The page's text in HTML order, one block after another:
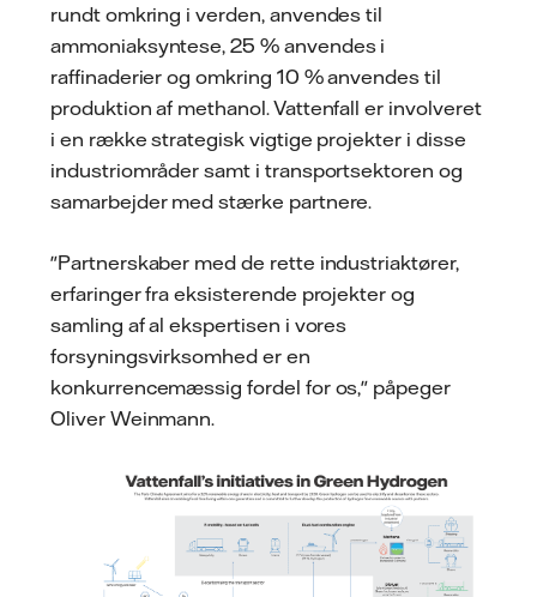
rundt omkring i verden, anvendes til
ammoniaksyntese, 25 % anvendes i
raffinaderier og omkring 10 % anvendes til
produktion af methanol. Vattenfall er involveret
i en række strategisk vigtige projekter i disse
industriområder samt i transportsektoren og
samarbejder med stærke partnere.
"Partnerskaber med de rette industriaktører,
erfaringer fra eksisterende projekter og
samling af al ekspertisen i vores
forsyningsvirksomhed er en
konkurrencemæssig fordel for os," påpeger
Oliver Weinmann.